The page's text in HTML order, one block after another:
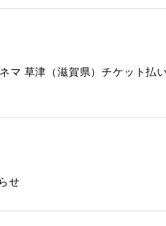
マ 草津（滋賀県）チケット払
せ